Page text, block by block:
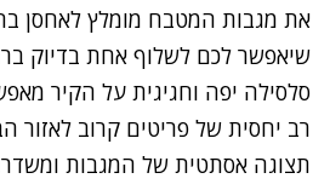
את מגבות המטבח מומלץ לאחסן
שיאפשר לכם לשלוף אחת בדיוק
סלסילה יפה וחגיגית על הקיר
רב יחסית של פריטים קרוב לאזור
תצוגה אסתטית של המגבות